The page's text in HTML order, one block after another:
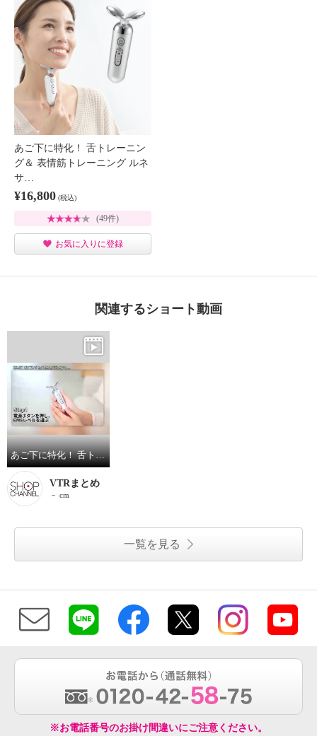
あご下に特化！ 舌トレーニン
グ＆ 表情筋トレーニング ルネ
サ…
¥16,800 (税込)
(49件)
お気に入りに登録
関連するショート動画
あご下に特化！ 舌トレーニング＆ 表情筋トレーニング ルネサンス スタイリーフェイス
VTRまとめ
－ cm
一覧を見る
※お電話番号のお掛け間違いにご注意ください。